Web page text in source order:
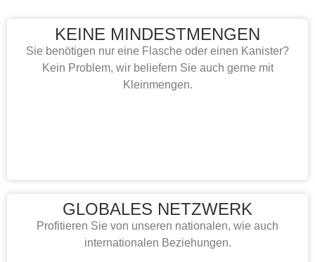
KEINE MINDESTMENGEN
Sie benötigen nur eine Flasche oder einen Kanister?
Kein Problem, wir beliefern Sie auch gerne mit
Kleinmengen.
GLOBALES NETZWERK
Profitieren Sie von unseren nationalen, wie auch
internationalen Beziehungen.